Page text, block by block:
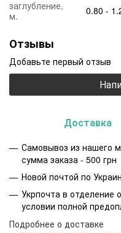
заглубление,
м.
0.80 -
Отзывы
Добавьте первый отзыв
Доставка
Самовывоз из нашего
сумма заказа - 500 грн
Новой почтой по
Укрпочта в отделение
условии полной
Подробнее о доставке